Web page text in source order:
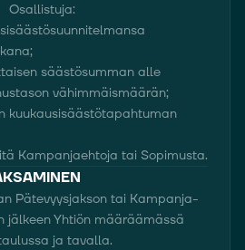
Osallistuja:
säästösumman alle
vähimmäismäärän;
kuukausisäästötapahtuman
Kampanjaehtoja tai Sopimusta.
Pätevyysjakson tai Kampanja-
jälkeen Yhtiön määräämässä
ja tavalla.